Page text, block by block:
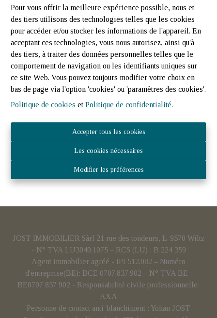
Pour vous offrir la meilleure expérience possible, nous et
des tiers utilisons des technologies telles que les cookies
pour accéder et/ou stocker les informations de l'appareil. En
acceptant ces technologies, vous nous autorisez, ainsi qu'à
des tiers, à traiter des données personnelles telles que le
comportement de navigation ou les identifiants uniques sur
ce site Web. Vous pouvez toujours modifier votre choix en
bas de page via l'option 'cookies' ou 'paramètres des cookies'.
Politique de cookies etPolitique de confidentialité.
Accepter tous les cookies
Les cookies nécessaires
Modifier les préférences
8540 Redange (Luxembourg) | Ref: 810
€ 758.000
1
JOST IMMOBILIER Sàrl 21 rue des tondeurs, L-9570 Wiltz
- N° TVA LU3040.1075 – RCS (LU) : B 224 359
Agent immobilier agréé - IPI 512.082 – Numéro
d'entreprise(BE): BCE 0707.837.902 – N° TVA BE :
BE0707 837 902 - Responsabilité civile professionnelle:
AXA
Personne de contact anti-blanchiment : Yohan JOST